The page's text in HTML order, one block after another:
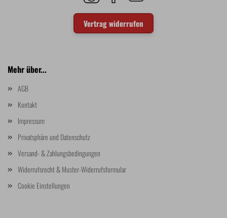
Vertrag widerrufen
Mehr über...
AGB
Kontakt
Impressum
Privatsphäre und Datenschutz
Versand- & Zahlungsbedingungen
Widerrufsrecht & Muster-Widerrufsformular
Cookie Einstellungen